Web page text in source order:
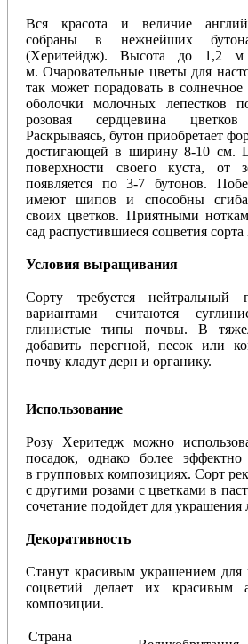
Вся красота и величие
собраны в нежнейших
(Херитейдж). Высота до 1,2
м.Очаровательные цветы для
так может порадовать в
оболочки молочных лепестков
розовая сердцевина
Раскрываясь, бутон приобретает
достигающей в ширину 8-10 см.
поверхности своего куста,
появляется по 3-7 бутонов.
имеют шипов и способны
своих цветков. Приятными
сад распустившиеся соцветия сорта
Условия выращивания
Сорту требуется нейтральный
вариантами считаются
глинистые типы почвы. В
добавить перегной, песок или
почву кладут дерн и органику.
Использование
Розу Херитедж можно
посадок, однако более эффектно
в групповых композициях. Сорт
с другими розами с цветками в
сочетание подойдет для
Декоративность
Станут красивым украшением для
соцветий делает их красивым
композиции.
Страна